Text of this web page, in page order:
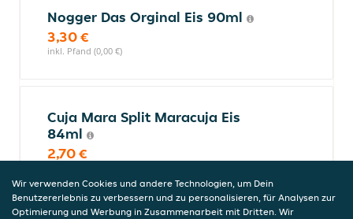
Nogger Das Orginal Eis 90ml
3,30 €
inkl. Pfand (0,00 €)
Cuja Mara Split Maracuja Eis
84ml
2,70 €
Wir verwenden Cookies und andere Technologien, um Dein
Benutzererlebnis zu verbessern und zu personalisieren, für Analysen zur
Optimierung und Werbung in Zusammenarbeit mit Dritten. Wir